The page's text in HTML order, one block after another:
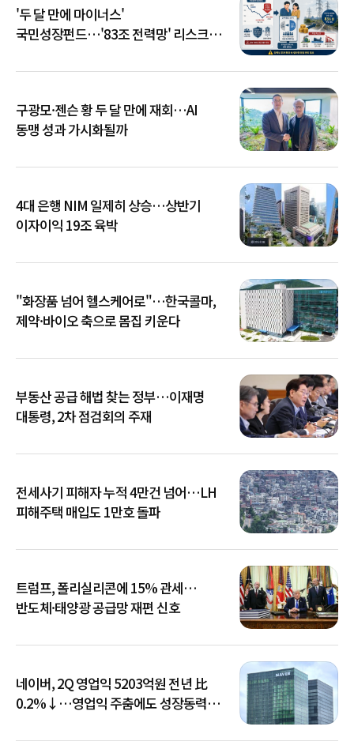
'두 달 만에 마이너스'
국민성장펀드…'83조 전력망' 리스크
구광모·젠슨 황 두 달 만에 재회…AI
동맹 성과 가시화될까
4대 은행 NIM 일제히 상승…상반기
이자이익 19조 육박
"화장품 넘어 헬스케어로"…한국콜마,
제약·바이오 축으로 몸집 키운다
부동산 공급 해법 찾는 정부…이재명
대통령, 2차 점검회의 주재
전세사기 피해자 누적 4만건 넘어…LH
피해주택 매입도 1만호 돌파
트럼프, 폴리실리콘에 15% 관세…
반도체·태양광 공급망 재편 신호
네이버, 2Q 영업익 5203억원 전년 比
0.2%↓…영업익 주춤에도 성장동력